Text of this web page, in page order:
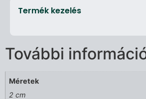
Termék kezelés
További
Méretek
2 cm